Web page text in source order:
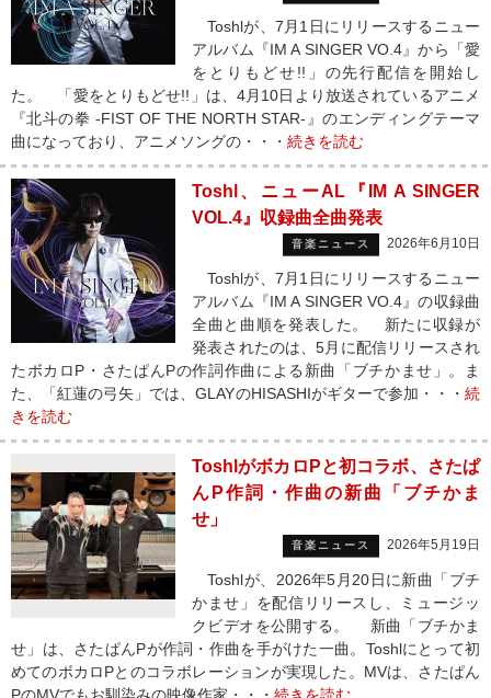
Toshlが、7月1日にリリースするニュー
アルバム『IM A SINGER VO.4』から「愛
をとりもどせ!!」の先行配信を開始し
た。 「愛をとりもどせ!!」は、4月10日より放送されているアニメ
『北斗の拳 -FIST OF THE NORTH STAR-』のエンディングテーマ
曲になっており、アニメソングの・・・ 続きを読む
Toshl、ニューAL『IM A SINGER
VOL.4』収録曲全曲発表
音楽ニュース 2026年6月10日
Toshlが、7月1日にリリースするニュー
アルバム『IM A SINGER VO.4』の収録曲
全曲と曲順を発表した。 新たに収録が
発表されたのは、5月に配信リリースされ
たボカロP・さたぱんPの作詞作曲による新曲「ブチかませ」。ま
た、「紅蓮の弓矢」では、GLAYのHISASHIがギターで参加・・・ 続
きを読む
ToshlがボカロPと初コラボ、さたぱ
んP作詞・作曲の新曲「ブチかま
せ」
音楽ニュース 2026年5月19日
Toshlが、2026年5月20日に新曲「ブチ
かませ」を配信リリースし、ミュージッ
クビデオを公開する。 新曲「ブチかま
せ」は、さたぱんPが作詞・作曲を手がけた一曲。Toshlにとって初
めてのボカロPとのコラボレーションが実現した。MVは、さたぱん